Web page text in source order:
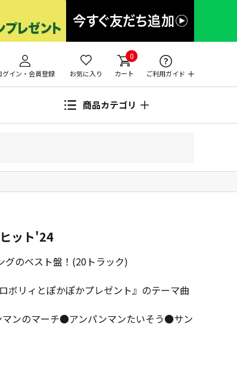
グイン・会員登録 お気に入り
0
カート ご利用ガイド
商品カテゴリ
ット'24
グのベスト盤！(20トラック)
リィとぽかぽかプレゼント』のテーマ曲
ンのマーチ●アンパンマンたいそう●サン